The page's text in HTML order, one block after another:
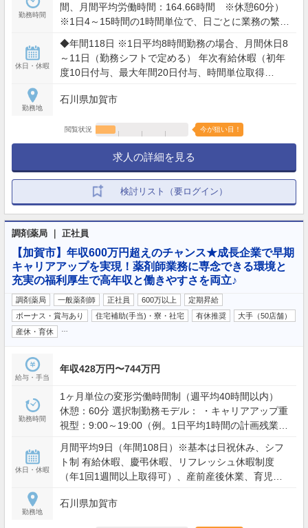
勤務時間
間、月間平均労働時間：164.66時間 ※休憩60分）
※1日4～15時間の1時間単位で、日ごとに業務の繁閑
り所定時間外労働に従事（全社平均残業時間12～15
時間/月）
休日・休暇
◆年間118日 ※1日平均8時間勤務の場合、月間休日8
～11日（勤務シフトで定める） 年次有給休暇（初年
度10日付与、最大年間20日付与、時間単位取得
勤務地
石川県加賀市
閲覧状況 今が狙い目！
求人の詳細を見る
検討リスト（要ログイン）
調剤薬局 ｜ 正社員
【加賀市】年収600万円超えのチャンス★成長企業で早期
キャリアアップを実現！薬剤師業務に専念できる環境と
充実の福利厚生で高年収と働きやすさを両立♪
調剤薬局 一般薬剤師 正社員 600万以上
定期昇給
ボーナス・賞与あり
住宅補助(手当)・寮・社宅 有休推奨
大手（50店舗）
産休・育休
給与・手当
年収428万円〜744万円
勤務時間
1ヶ月単位の変形労働時間制（週平均40時間以内）
休憩：60分 選択制勤務モデル： ・キャリアアップ重
視型：9:00～19:00（例。1日平均1時間の計画残業を
で実働8時間（残業想定少） ※夜間・土日含むシフト
勤務あり（配属店舗の営業時間による）
休日・休暇
月間平均9日（年間108日）※基本は日祝休み、シフ
ト制 有給休暇、慶弔休暇、リフレッシュ休暇制度
（年1回1週間以上取得可）、産前産後休業、育児休
勤務地
石川県加賀市